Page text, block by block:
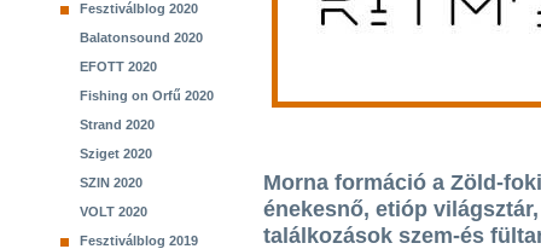
Fesztiválblog 2020
Balatonsound 2020
EFOTT 2020
Fishing on Orfű 2020
Strand 2020
Sziget 2020
SZIN 2020
VOLT 2020
Fesztiválblog 2019
Morna formáció a Zöld-
énekesnő, etióp
találkozások szem-és